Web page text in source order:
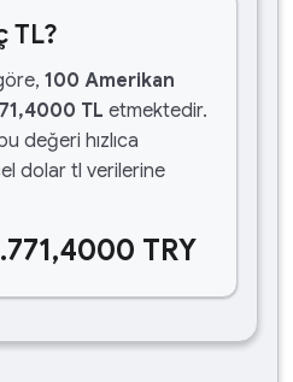
TL?
100 Amerikan
TL etmektedir.
değeri hızlıca
dolar tl verilerine
TRY